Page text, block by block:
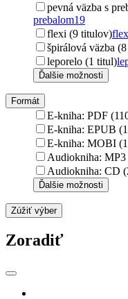
pevná väzba s
prebalom19
flexi (9 titulov)
špirálová väzba
leporelo (1 titul)
Ďalšie možnosti
Formát
E-kniha: PDF
E-kniha: EPUB
E-kniha: MOBI
Audiokniha:
Audiokniha: CD
Ďalšie možnosti
Zúžiť výber
Zoradiť